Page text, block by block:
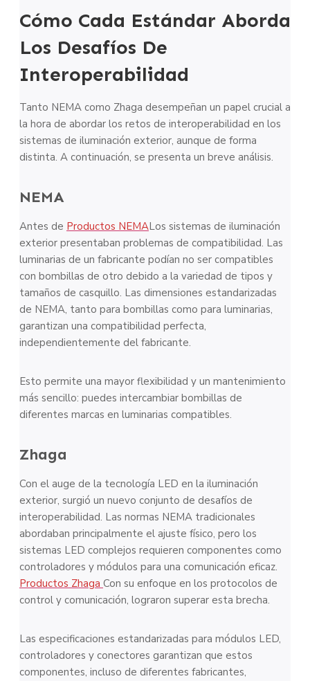
Cómo Cada Estándar Aborda
Los Desafíos De
Interoperabilidad
Tanto NEMA como Zhaga desempeñan un papel crucial a
la hora de abordar los retos de interoperabilidad en los
sistemas de iluminación exterior, aunque de forma
distinta. A continuación, se presenta un breve análisis.
NEMA
Antes de Productos NEMALos sistemas de iluminación
exterior presentaban problemas de compatibilidad. Las
luminarias de un fabricante podían no ser compatibles
con bombillas de otro debido a la variedad de tipos y
tamaños de casquillo. Las dimensiones estandarizadas
de NEMA, tanto para bombillas como para luminarias,
garantizan una compatibilidad perfecta,
independientemente del fabricante.
Esto permite una mayor flexibilidad y un mantenimiento
más sencillo: puedes intercambiar bombillas de
diferentes marcas en luminarias compatibles.
Zhaga
Con el auge de la tecnología LED en la iluminación
exterior, surgió un nuevo conjunto de desafíos de
interoperabilidad. Las normas NEMA tradicionales
abordaban principalmente el ajuste físico, pero los
sistemas LED complejos requieren componentes como
controladores y módulos para una comunicación eficaz.
Productos Zhaga Con su enfoque en los protocolos de
control y comunicación, lograron superar esta brecha.
Las especificaciones estandarizadas para módulos LED,
controladores y conectores garantizan que estos
componentes, incluso de diferentes fabricantes,